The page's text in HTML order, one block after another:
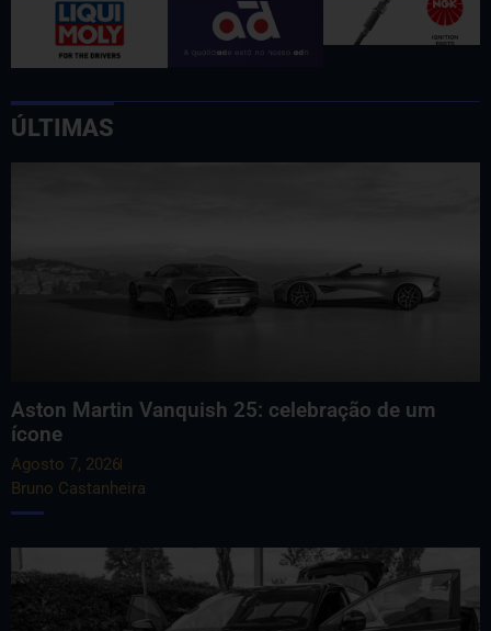
ÚLTIMAS
Aston Martin Vanquish 25: celebração de um
ícone
Agosto 7, 2026
Bruno Castanheira